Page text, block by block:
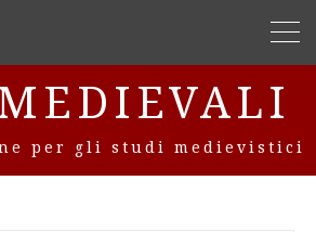
per gli studi medievistici